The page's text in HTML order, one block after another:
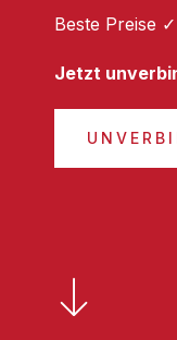
Beste Preise
Jetzt